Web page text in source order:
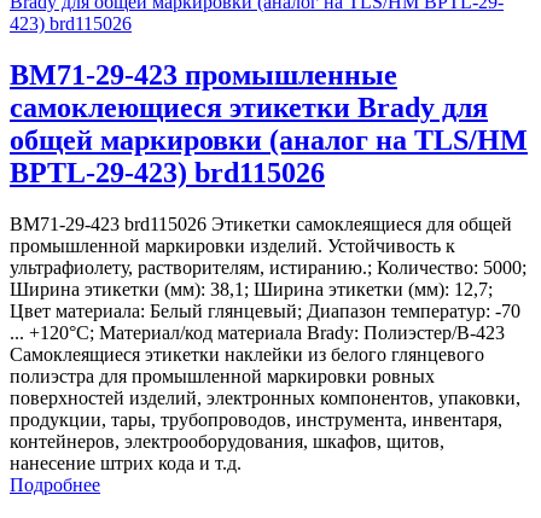
BM71-29-423 промышленные
самоклеющиеся этикетки Brady для
общей маркировки (аналог на TLS/HM
BPTL-29-423) brd115026
BM71-29-423 brd115026 Этикетки самоклеящиеся для общей
промышленной маркировки изделий. Устойчивость к
ультрафиолету, растворителям, истиранию.; Количество: 5000;
Ширина этикетки (мм): 38,1; Ширина этикетки (мм): 12,7;
Цвет материала: Белый глянцевый; Диапазон температур: -70
... +120°С; Материал/код материала Brady: Полиэстер/В-423
Самоклеящиеся этикетки наклейки из белого глянцевого
полиэстра для промышленной маркировки ровных
поверхностей изделий, электронных компонентов, упаковки,
продукции, тары, трубопроводов, инструмента, инвентаря,
контейнеров, электрооборудования, шкафов, щитов,
нанесение штрих кода и т.д.
Подробнее